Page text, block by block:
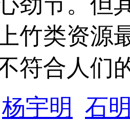
竹类资源
符合人
杨宇明 石